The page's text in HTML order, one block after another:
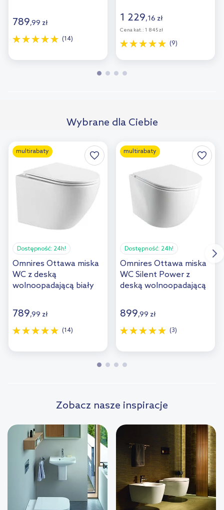
789,99 zł
(14)
1 229,16 zł
Cena kat.: 1 845 zł
(9)
Wybrane dla Ciebie
multirabaty
Dostępność: 24h!
Omnires Ottawa miska
WC z deską
wolnoopadającą biały
789,99 zł
(14)
multirabaty
Dostępność: 24h!
Omnires Ottawa miska
WC Silent Power z
deską wolnoopadającą
spłukiwanie wirowe
biały połysk
OTTAWASPMWBP
899,99 zł
(3)
Zobacz nasze inspiracje